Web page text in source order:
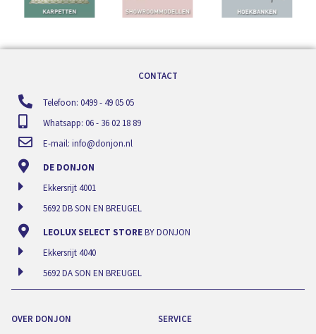
CONTACT
Telefoon: 0499 - 49 05 05
Whatsapp: 06 - 36 02 18 89
E-mail: info@donjon.nl
DE DONJON
Ekkersrijt 4001
5692 DB SON EN BREUGEL
LEOLUX SELECT STOREBY DONJON
Ekkersrijt 4040
5692 DA SON EN BREUGEL
OVER DONJON SERVICE